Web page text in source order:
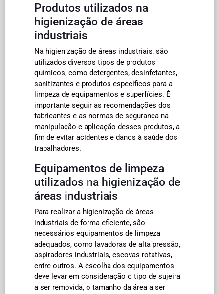
Produtos utilizados na
higienização de áreas
industriais
Na higienização de áreas industriais, são
utilizados diversos tipos de produtos
químicos, como detergentes, desinfetantes,
sanitizantes e produtos específicos para a
limpeza de equipamentos e superfícies. É
importante seguir as recomendações dos
fabricantes e as normas de segurança na
manipulação e aplicação desses produtos, a
fim de evitar acidentes e danos à saúde dos
trabalhadores.
Equipamentos de limpeza
utilizados na higienização de
áreas industriais
Para realizar a higienização de áreas
industriais de forma eficiente, são
necessários equipamentos de limpeza
adequados, como lavadoras de alta pressão,
aspiradores industriais, escovas rotativas,
entre outros. A escolha dos equipamentos
deve levar em consideração o tipo de sujeira
a ser removida, o tamanho da área a ser